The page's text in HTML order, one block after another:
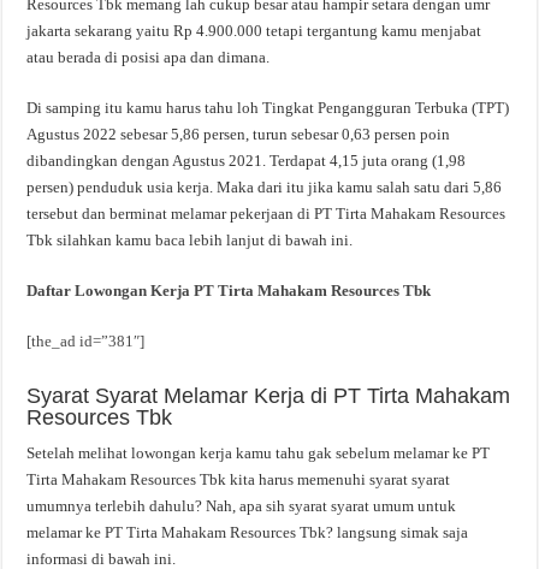
Resources Tbk memang lah cukup besar atau hampir setara dengan umr
jakarta sekarang yaitu Rp 4.900.000 tetapi tergantung kamu menjabat
atau berada di posisi apa dan dimana.
Di samping itu kamu harus tahu loh Tingkat Pengangguran Terbuka (TPT)
Agustus 2022 sebesar 5,86 persen, turun sebesar 0,63 persen poin
dibandingkan dengan Agustus 2021. Terdapat 4,15 juta orang (1,98
persen) penduduk usia kerja. Maka dari itu jika kamu salah satu dari 5,86
tersebut dan berminat melamar pekerjaan di PT Tirta Mahakam Resources
Tbk silahkan kamu baca lebih lanjut di bawah ini.
Daftar Lowongan Kerja PT Tirta Mahakam Resources Tbk
[the_ad id=”381″]
Syarat Syarat Melamar Kerja di PT Tirta Mahakam
Resources Tbk
Setelah melihat lowongan kerja kamu tahu gak sebelum melamar ke PT
Tirta Mahakam Resources Tbk kita harus memenuhi syarat syarat
umumnya terlebih dahulu? Nah, apa sih syarat syarat umum untuk
melamar ke PT Tirta Mahakam Resources Tbk? langsung simak saja
informasi di bawah ini.